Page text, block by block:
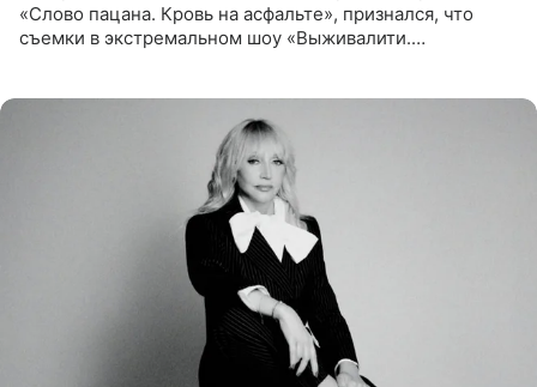
«Слово пацана. Кровь на асфальте», признался, что
съемки в экстремальном шоу «Выживалити.